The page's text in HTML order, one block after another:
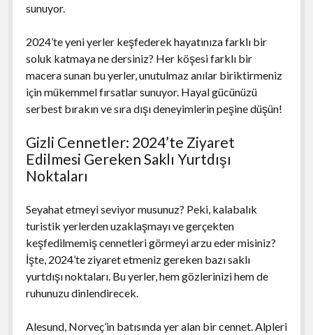
sunuyor.
2024’te yeni yerler keşfederek hayatınıza farklı bir
soluk katmaya ne dersiniz? Her köşesi farklı bir
macera sunan bu yerler, unutulmaz anılar biriktirmeniz
için mükemmel fırsatlar sunuyor. Hayal gücünüzü
serbest bırakın ve sıra dışı deneyimlerin peşine düşün!
Gizli Cennetler: 2024’te Ziyaret
Edilmesi Gereken Saklı Yurtdışı
Noktaları
Seyahat etmeyi seviyor musunuz? Peki, kalabalık
turistik yerlerden uzaklaşmayı ve gerçekten
keşfedilmemiş cennetleri görmeyi arzu eder misiniz?
İşte, 2024’te ziyaret etmeniz gereken bazı saklı
yurtdışı noktaları. Bu yerler, hem gözlerinizi hem de
ruhunuzu dinlendirecek.
Alesund, Norveç’in batısında yer alan bir cennet. Alpleri